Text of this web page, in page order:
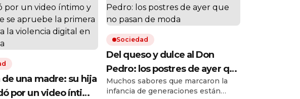
de una madre: su hija
por un video íntimo
Sociedad
Del queso y dulce al Don
Pedro: los postres de ayer que
no pasan de moda
Muchos sabores que marcaron la
infancia de generaciones están